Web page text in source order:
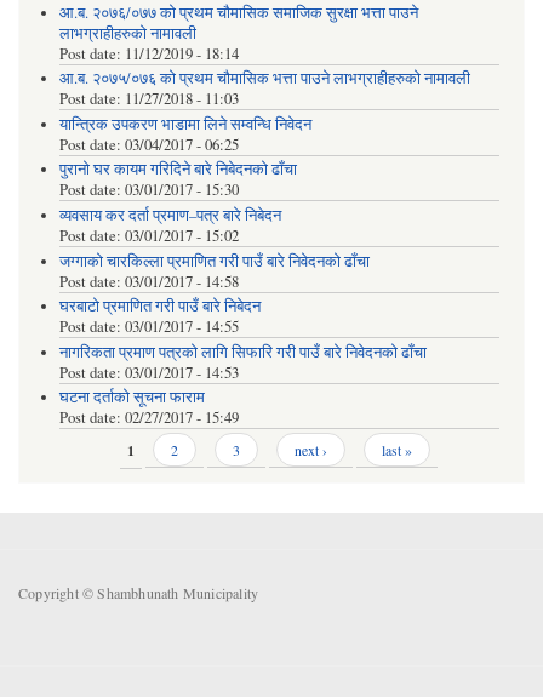
आ.ब. २०७६/०७७ को प्रथम चौमासिक समाजिक सुरक्षा भत्ता पाउने
लाभग्राहीहरुको नामावली
Post date: 11/12/2019 - 18:14
आ.ब. २०७५/०७६ को प्रथम चौमासिक भत्ता पाउने लाभग्राहीहरुको नामावली
Post date: 11/27/2018 - 11:03
यान्त्रिक उपकरण भाडामा लिने सम्वन्धि निवेदन
Post date: 03/04/2017 - 06:25
पुरानो घर कायम गरिदिने बारे निबेदनको ढाँचा
Post date: 03/01/2017 - 15:30
व्यवसाय कर दर्ता प्रमाण–पत्र बारे निबेदन
Post date: 03/01/2017 - 15:02
जग्गाको चारकिल्ला प्रमाणित गरी पाउँ बारे निवेदनको ढाँचा
Post date: 03/01/2017 - 14:58
घरबाटो प्रमाणित गरी पाउँ बारे निबेदन
Post date: 03/01/2017 - 14:55
नागरिकता प्रमाण पत्रको लागि सिफारि गरी पाउँ बारे निवेदनको ढाँचा
Post date: 03/01/2017 - 14:53
घटना दर्ताको सूचना फाराम
Post date: 02/27/2017 - 15:49
1 2 3 next › last »
Copyright © Shambhunath Municipality